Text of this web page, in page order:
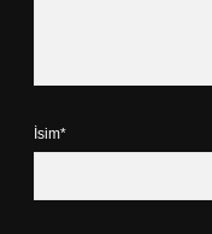
İsim*